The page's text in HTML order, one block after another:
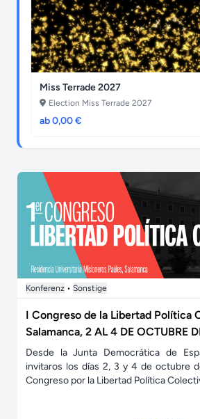
Miss Terrade 2027
Election Miss Terrade 2027
ab 0,00 €
Konferenz • Sonstige
I Congreso de la Libertad Política
Salamanca, 2 AL 4 DE OCTUBRE
Desde la Junta Democrática de
invitaros los días 2, 3 y 4 de octubre
Congreso por la Libertad Política